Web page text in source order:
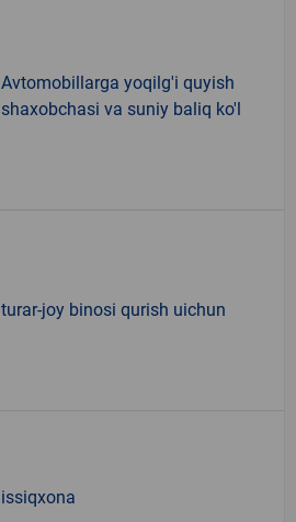
Avtomobillarga yoqilg'i quyish
shaxobchasi va suniy baliq ko'l
turar-joy binosi qurish uichun
issiqxona